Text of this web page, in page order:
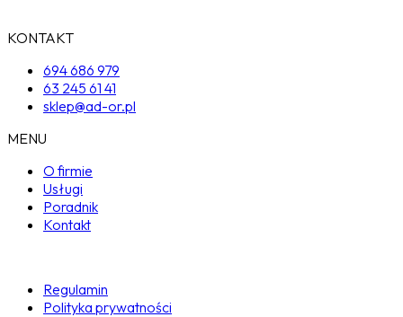
KONTAKT
694 686 979
63 245 61 41
sklep@ad-or.pl
MENU
O firmie
Usługi
Poradnik
Kontakt
Regulamin
Polityka prywatności